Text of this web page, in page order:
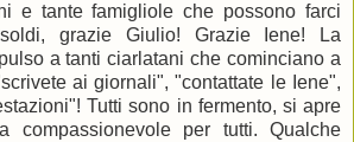
e tante famigliole che possono farci
grazie Giulio! Grazie Iene! La
a tanti ciarlatani che cominciano a
ai giornali", "contattate le Iene",
Tutti sono in fermento, si apre
compassionevole per tutti. Qualche